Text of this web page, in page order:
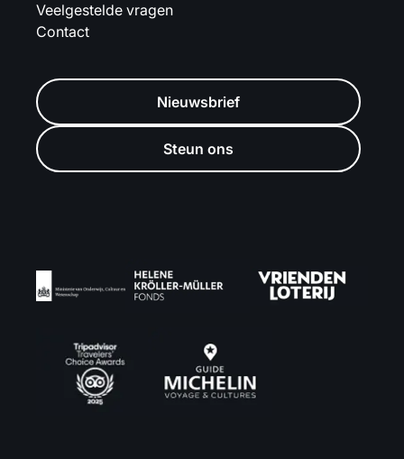
Veelgestelde vragen
Contact
Nieuwsbrief
Steun ons